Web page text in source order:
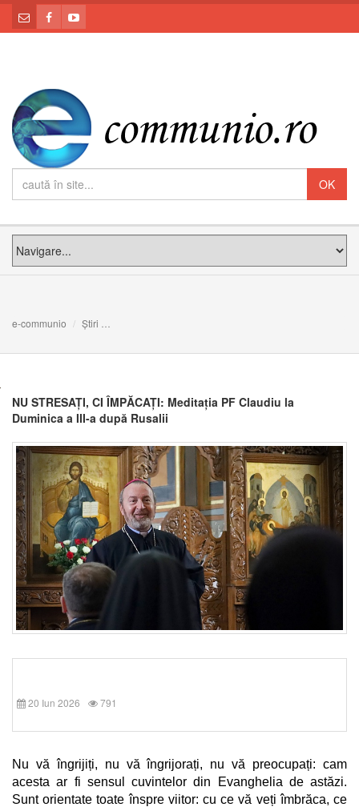
e-communio Știri
NU STRESAȚI, CI ÎMPĂCAȚI: Meditația PF Claudiu la
Duminica a III-a după Rusalii
20 Iun 2026 791
Nu vă îngrijiți, nu vă îngrijorați, nu vă preocupați: cam
acesta ar fi sensul cuvintelor din Evanghelia de astăzi.
Sunt orientate toate înspre viitor: cu ce vă veți îmbrăca, ce